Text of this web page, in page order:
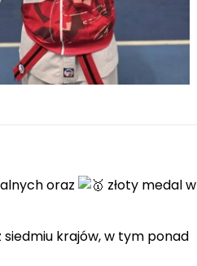
oraz
złoty medal w
siedmiu krajów, w tym ponad